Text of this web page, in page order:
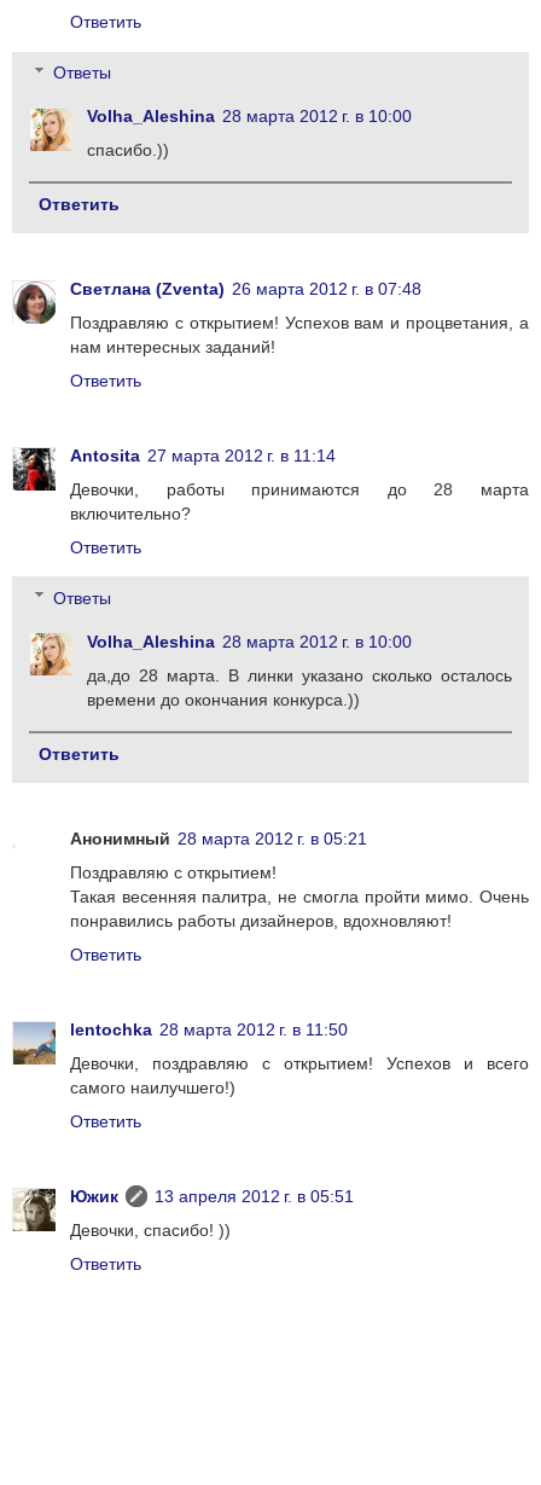
Ответить
Ответы
Volha_Aleshina 28 марта 2012 г. в 10:00
спасибо.))
Ответить
Светлана (Zventa) 26 марта 2012 г. в 07:48
Поздравляю с открытием! Успехов вам и процветания, а
нам интересных заданий!
Ответить
Antosita 27 марта 2012 г. в 11:14
Девочки, работы принимаются до 28 марта
включительно?
Ответить
Ответы
Volha_Aleshina 28 марта 2012 г. в 10:00
да,до 28 марта. В линки указано сколько осталось
времени до окончания конкурса.))
Ответить
Анонимный 28 марта 2012 г. в 05:21
Поздравляю с открытием!
Такая весенняя палитра, не смогла пройти мимо. Очень
понравились работы дизайнеров, вдохновляют!
Ответить
lentochka 28 марта 2012 г. в 11:50
Девочки, поздравляю с открытием! Успехов и всего
самого наилучшего!)
Ответить
Южик
13 апреля 2012 г. в 05:51
Девочки, спасибо! ))
Ответить